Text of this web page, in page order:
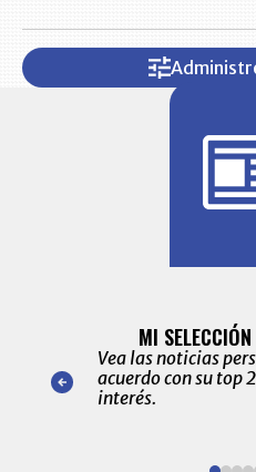
nuestro
para
MI
Vea las noticias
acuerdo con su top
interés.